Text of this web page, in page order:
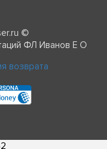
©
ФЛ Иванов Е О
возврата